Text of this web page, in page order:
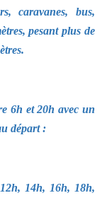
caravanes, bus,
pesant plus de
6h et 20h avec un
départ :
14h, 16h, 18h,